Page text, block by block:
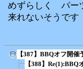
めずらしく パー
来れないそうで
【387】BBQオフ開催
【388】Re(1):BBQ